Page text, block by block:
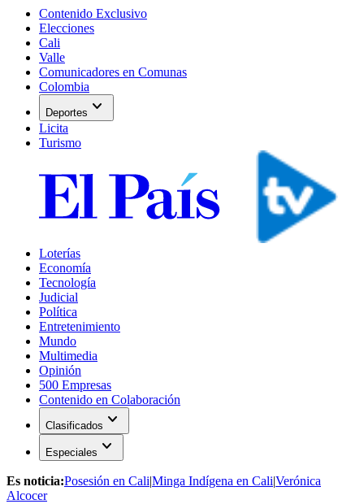
Contenido Exclusivo
Elecciones
Cali
Valle
Comunicadores en Comunas
Colombia
Deportes expand_more
Licita
Turismo
Loterías
Economía
Tecnología
Judicial
Política
Entretenimiento
Mundo
Multimedia
Opinión
500 Empresas
Contenido en Colaboración
Clasificados expand_more
Especiales expand_more
Es noticia:Posesión en Cali|Minga Indígena en Cali|Verónica
Alcocer